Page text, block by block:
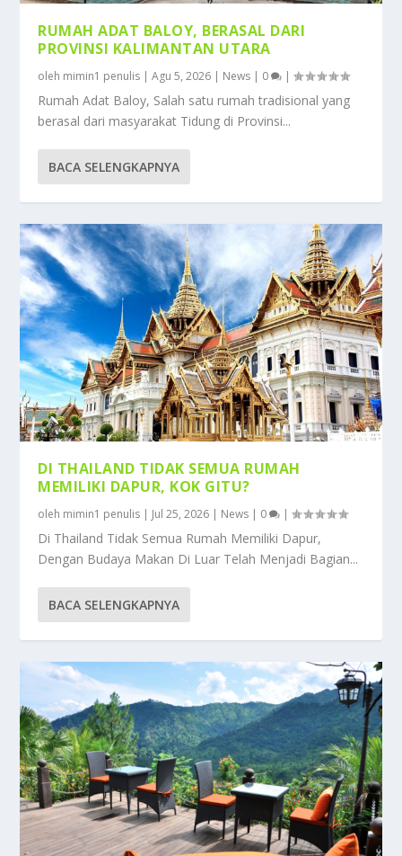
RUMAH ADAT BALOY, BERASAL DARI
PROVINSI KALIMANTAN UTARA
oleh mimin1 penulis |Agu 5, 2026 | News | 0 |
Rumah Adat Baloy, Salah satu rumah tradisional yang
berasal dari masyarakat Tidung di Provinsi...
BACA SELENGKAPNYA
DI THAILAND TIDAK SEMUA RUMAH
MEMILIKI DAPUR, KOK GITU?
oleh mimin1 penulis | Jul 25, 2026 | News | 0 |
Di Thailand Tidak Semua Rumah Memiliki Dapur,
Dengan Budaya Makan Di Luar Telah Menjadi Bagian...
BACA SELENGKAPNYA